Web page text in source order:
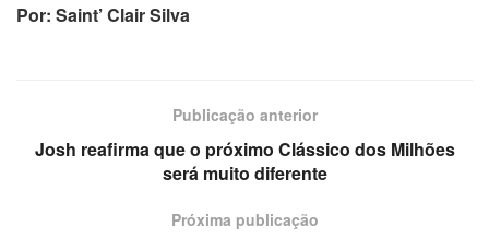
Por: Saint’ Clair Silva
Publicação anterior
Josh reafirma que o próximo Clássico dos Milhões
será muito diferente
Próxima publicação